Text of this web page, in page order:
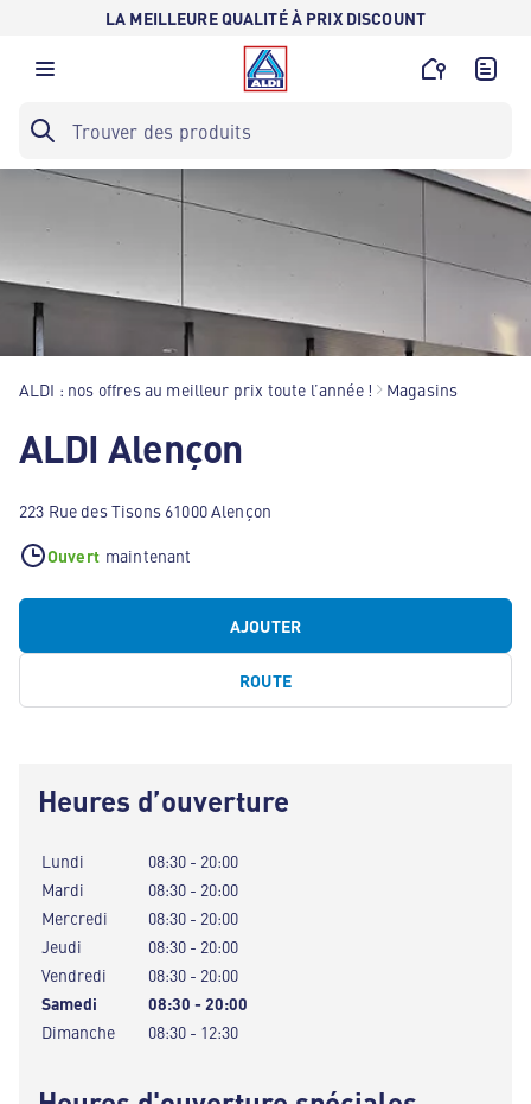
LA MEILLEURE QUALITÉ À PRIX DISCOUNT
ALDI : nos offres au meilleur prix toute l’année ! Magasins
ALDI Alençon
223 Rue des Tisons 61000 Alençon
Ouvert maintenant
AJOUTER
ROUTE
Heures d’ouverture
Lundi
08:30 - 20:00
Mardi
08:30 - 20:00
Mercredi
08:30 - 20:00
Jeudi
08:30 - 20:00
Vendredi
08:30 - 20:00
Samedi
08:30 - 20:00
Dimanche
08:30 - 12:30